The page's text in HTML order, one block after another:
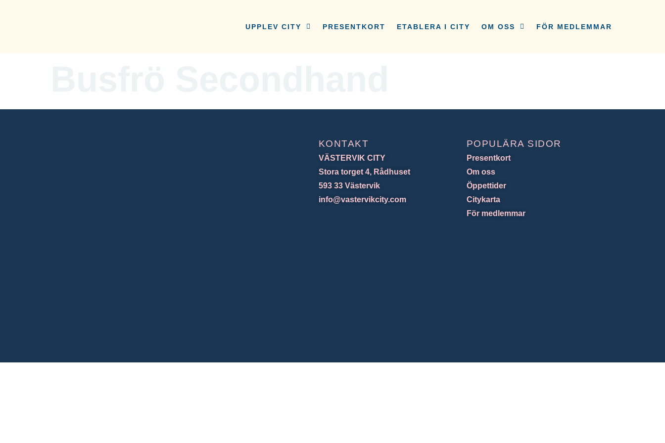
UPPLEV CITY PRESENTKORT ETABLERA I CITY OM OSS FÖR MEDLEMMAR
KONTAKT
VÄSTERVIK CITY
Stora torget 4, Rådhuset
593 33 Västervik
info@vastervikcity.com
POPULÄRA SIDOR
Presentkort
Om oss
Öppettider
Citykarta
För medlemmar